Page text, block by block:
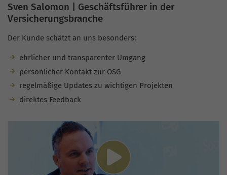
Sven Salomon | Geschäftsführer in der
Versicherungsbranche
Der Kunde schätzt an uns besonders:
ehrlicher und transparenter Umgang
persönlicher Kontakt zur OSG
regelmäßige Updates zu wichtigen Projekten
direktes Feedback